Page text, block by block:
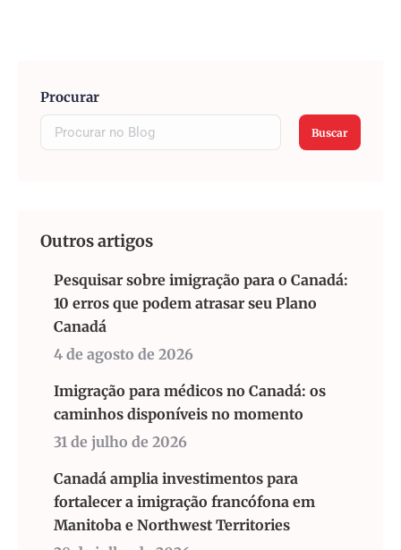
Procurar
Buscar
Outros artigos
Pesquisar sobre imigração para o Canadá:
10 erros que podem atrasar seu Plano
Canadá
4 de agosto de 2026
Imigração para médicos no Canadá: os
caminhos disponíveis no momento
31 de julho de 2026
Canadá amplia investimentos para
fortalecer a imigração francófona em
Manitoba e Northwest Territories